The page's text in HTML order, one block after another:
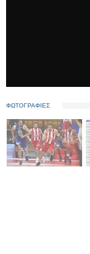
ΦΩΤΟΓΡΑΦΙΕΣ